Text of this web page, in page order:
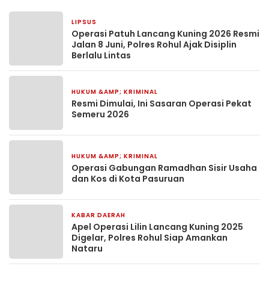
LIPSUS
Operasi Patuh Lancang Kuning 2026 Resmi
Jalan 8 Juni, Polres Rohul Ajak Disiplin
Berlalu Lintas
HUKUM &AMP; KRIMINAL
Resmi Dimulai, Ini Sasaran Operasi Pekat
Semeru 2026
HUKUM &AMP; KRIMINAL
Operasi Gabungan Ramadhan Sisir Usaha
dan Kos di Kota Pasuruan
KABAR DAERAH
Apel Operasi Lilin Lancang Kuning 2025
Digelar, Polres Rohul Siap Amankan
Nataru